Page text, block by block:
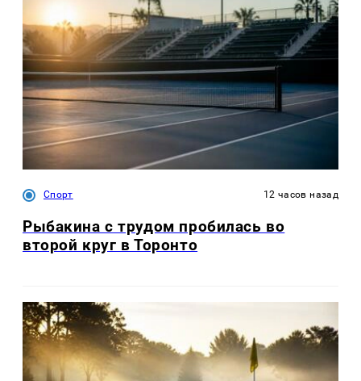
Спорт 12 часов назад
Рыбакина с трудом пробилась во
второй круг в Торонто